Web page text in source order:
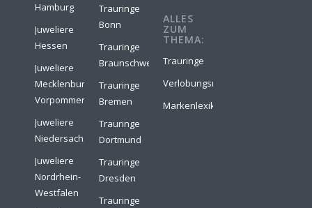
Hamburg
Juweliere
Hessen
Juweliere
Mecklenburg-
Vorpommern
Juweliere
Niedersachsen
Juweliere
Nordrhein-
Westfalen
Trauringe
Bonn
Trauringe
Braunschweig
Trauringe
Bremen
Trauringe
Dortmund
Trauringe
Dresden
Trauringe
ALLES
ZUM
THEMA:
Trauringe
Verlobungsringe
Markenlexikon